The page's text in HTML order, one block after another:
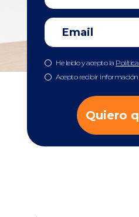
He leído y acepto la
Acepto recibir
Quiero